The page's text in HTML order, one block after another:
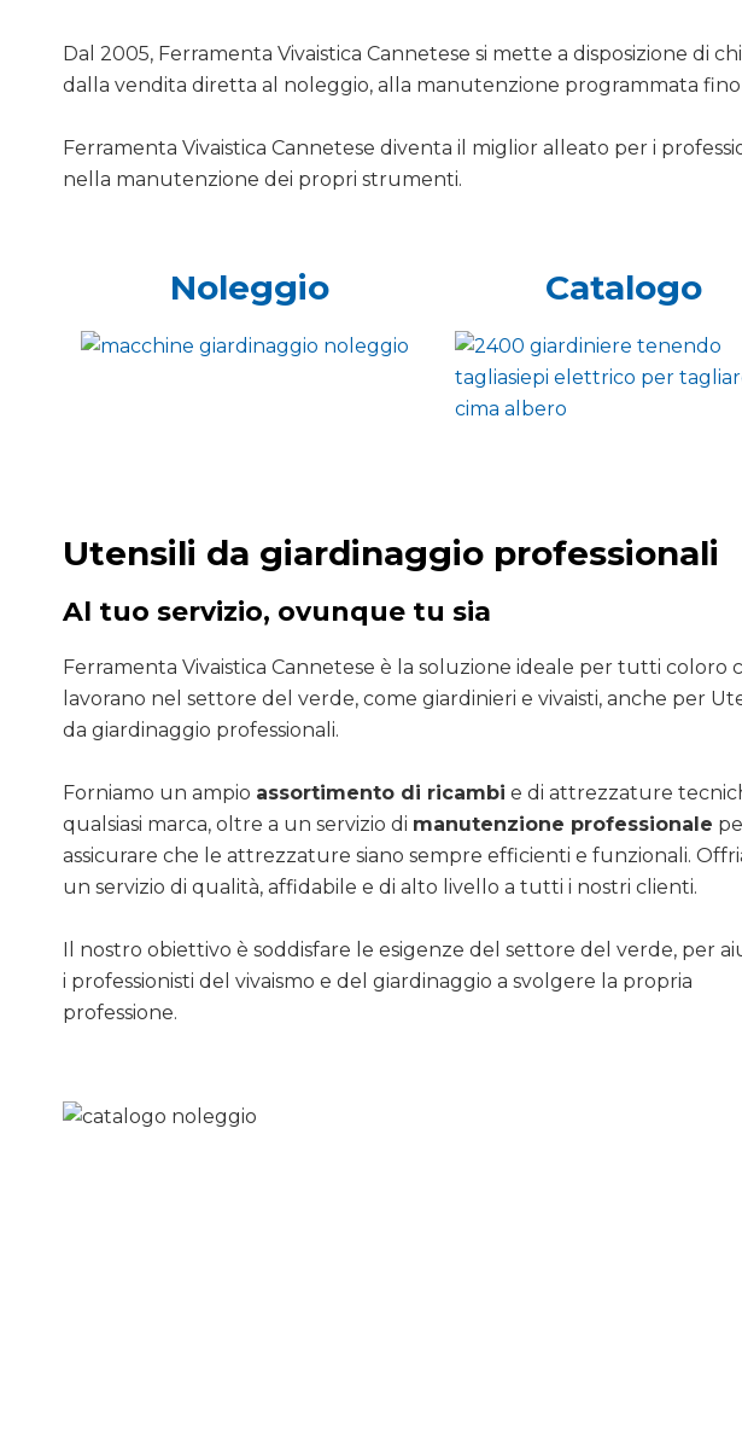
Dal 2005, Ferramenta Vivaistica Cannetese si mette a disposizione di
dalla vendita diretta al noleggio, alla manutenzione programmata fino
Ferramenta Vivaistica Cannetese diventa il miglior alleato per i
nella manutenzione dei propri strumenti.
Noleggio Catalogo
Utensili da giardinaggio professionali
Al tuo servizio, ovunque tu sia
Ferramenta Vivaistica Cannetese è la soluzione ideale per tutti coloro
lavorano nel settore del verde, come giardinieri e vivaisti, anche per
da giardinaggio professionali.
Forniamo un ampio assortimento di ricambi e di attrezzature
qualsiasi marca, oltre a un servizio di manutenzione professionale
assicurare che le attrezzature siano sempre efficienti e funzionali.
un servizio di qualità, affidabile e di alto livello a tutti i nostri clienti.
Il nostro obiettivo è soddisfare le esigenze del settore del verde, per
i professionisti del vivaismo e del giardinaggio a svolgere la propria
professione.